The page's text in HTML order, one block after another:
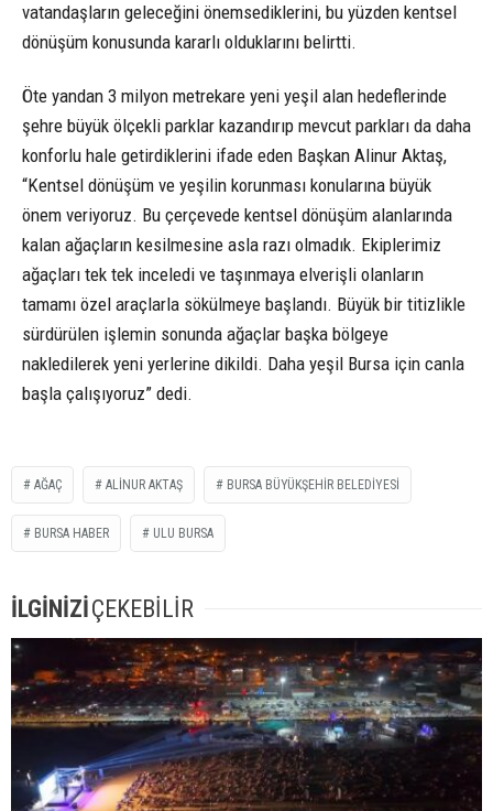
vatandaşların geleceğini önemsediklerini, bu yüzden kentsel
dönüşüm konusunda kararlı olduklarını belirtti.
Öte yandan 3 milyon metrekare yeni yeşil alan hedeflerinde
şehre büyük ölçekli parklar kazandırıp mevcut parkları da daha
konforlu hale getirdiklerini ifade eden Başkan Alinur Aktaş,
“Kentsel dönüşüm ve yeşilin korunması konularına büyük
önem veriyoruz. Bu çerçevede kentsel dönüşüm alanlarında
kalan ağaçların kesilmesine asla razı olmadık. Ekiplerimiz
ağaçları tek tek inceledi ve taşınmaya elverişli olanların
tamamı özel araçlarla sökülmeye başlandı. Büyük bir titizlikle
sürdürülen işlemin sonunda ağaçlar başka bölgeye
nakledilerek yeni yerlerine dikildi. Daha yeşil Bursa için canla
başla çalışıyoruz” dedi.
AĞAÇ ALINUR AKTAŞ BURSA BÜYÜKŞEHIR BELEDIYESI
BURSA HABER ULU BURSA
İLGİNİZİÇEKEBİLİR